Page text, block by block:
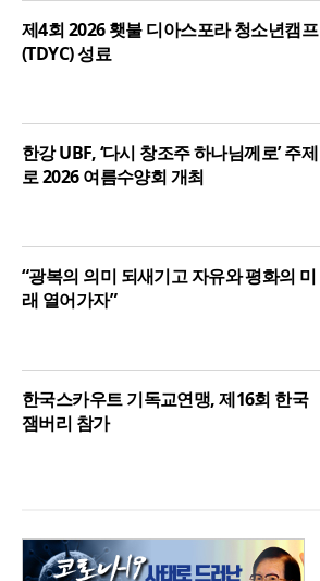
제4회 2026 횃불 디아스포라 청소년캠프
(TDYC) 성료
한강 UBF, ‘다시 창조주 하나님께로’ 주제
로 2026 여름수양회 개최
“광복의 의미 되새기고 자유와 평화의 미
래 열어가자”
한국스카우트 기독교연맹, 제16회 한국
잼버리 참가